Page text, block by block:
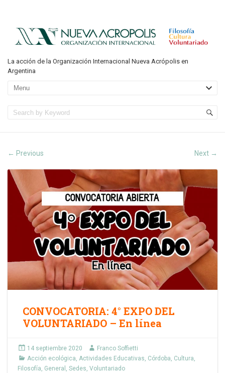
La acción de la Organización Internacional Nueva Acrópolis en
Argentina
← Previous Next →
CONVOCATORIA: 4° EXPO DEL
VOLUNTARIADO – En línea
14 septiembre 2020
Franco Soffietti
Acción ecológica, Actividades Educativas, Córdoba, Cultura,
Filosofía, General , Sedes, Voluntariado